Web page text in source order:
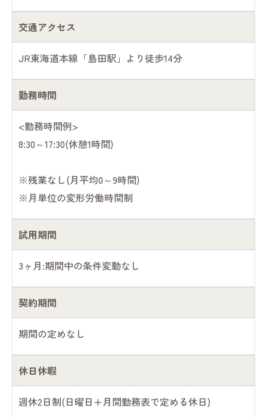
交通アクセス
JR東海道本線「島田駅」より徒歩14分
勤務時間
<勤務時間例>
8:30～17:30(休憩1時間)
※残業なし(月平均0～9時間)
※月単位の変形労働時間制
試用期間
3ヶ月:期間中の条件変動なし
契約期間
期間の定めなし
休日休暇
週休2日制(日曜日+月間勤務表で定める休日)